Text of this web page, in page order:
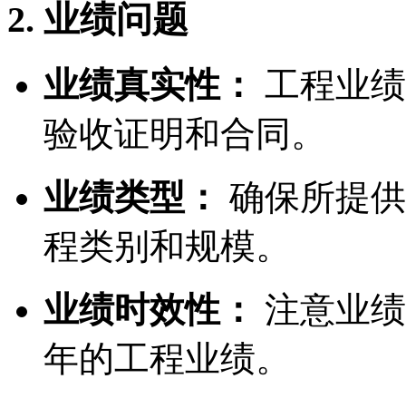
2. 业绩问题
业绩真实性： 工程业
验收证明和合同。
业绩类型： 确保所提
程类别和规模。
业绩时效性： 注意业
年的工程业绩。